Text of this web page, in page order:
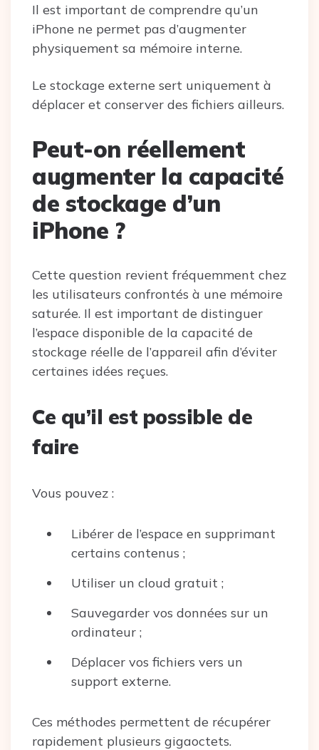
Il est important de comprendre qu’un
iPhone ne permet pas d’augmenter
physiquement sa mémoire interne.
Le stockage externe sert uniquement à
déplacer et conserver des fichiers ailleurs.
Peut-on réellement
augmenter la capacité
de stockage d’un
iPhone ?
Cette question revient fréquemment chez
les utilisateurs confrontés à une mémoire
saturée. Il est important de distinguer
l’espace disponible de la capacité de
stockage réelle de l’appareil afin d’éviter
certaines idées reçues.
Ce qu’il est possible de
faire
Vous pouvez :
Libérer de l’espace en supprimant
certains contenus ;
Utiliser un cloud gratuit ;
Sauvegarder vos données sur un
ordinateur ;
Déplacer vos fichiers vers un
support externe.
Ces méthodes permettent de récupérer
rapidement plusieurs gigaoctets.